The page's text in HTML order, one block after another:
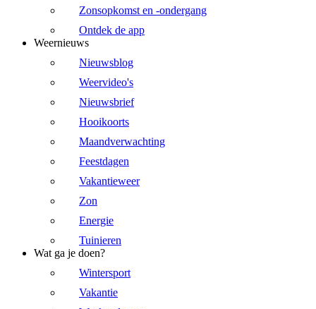
Zonsopkomst en -ondergang
Ontdek de app
Weernieuws
Nieuwsblog
Weervideo's
Nieuwsbrief
Hooikoorts
Maandverwachting
Feestdagen
Vakantieweer
Zon
Energie
Tuinieren
Wat ga je doen?
Wintersport
Vakantie